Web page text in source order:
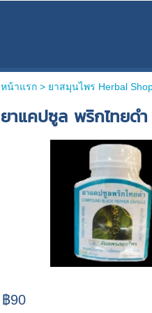
หน้าแรก> ยาสมุนไพร Herbal
ยาแคปซูล พริกไทยด
฿90